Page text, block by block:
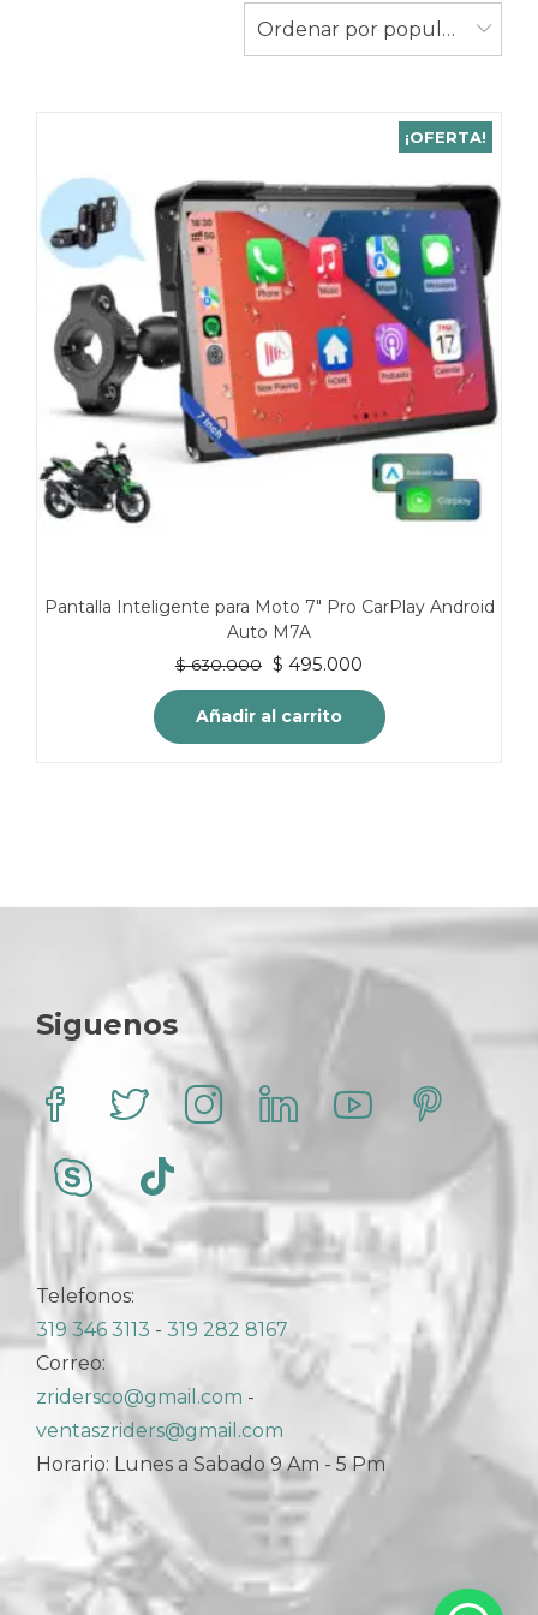
Ordenar por popularidad
¡OFERTA!
Pantalla Inteligente para Moto 7″ Pro CarPlay Android
Auto M7A
$630.000 El
precio
original
era:
$ 495.000
precio
actual
es:
Añadir al carrito
Siguenos
Telefonos:
319 346 3113 - 319 282 8167
Correo:
zridersco@gmail.com -
ventaszriders@gmail.com
Horario: Lunes a Sabado 9 Am - 5 Pm